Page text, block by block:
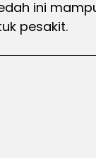
ini
pesakit.